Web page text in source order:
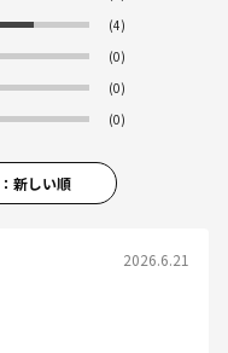
(4)
(0)
(0)
(0)
新しい順
2026.6.21